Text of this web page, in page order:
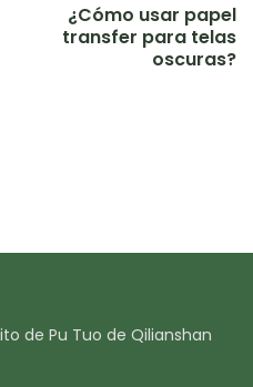
¿Cómo usar papel
transfer para telas
oscuras?
de Pu Tuo de Qilianshan